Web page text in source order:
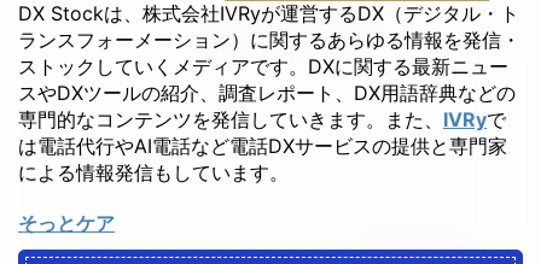
DX Stockは、株式会社IVRyが運営するDX（デジタル・ト
ランスフォーメーション）に関するあらゆる情報を発信・
ストックしていくメディアです。DXに関する最新ニュー
スやDXツールの紹介、調査レポート、DX用語辞典などの
専門的なコンテンツを発信していきます。また、 IVRyで
は電話代行やAI電話など電話DXサービスの提供と専門家
による情報発信もしています。
そっとケア